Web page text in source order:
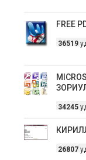
FREE
36519
34245
26807